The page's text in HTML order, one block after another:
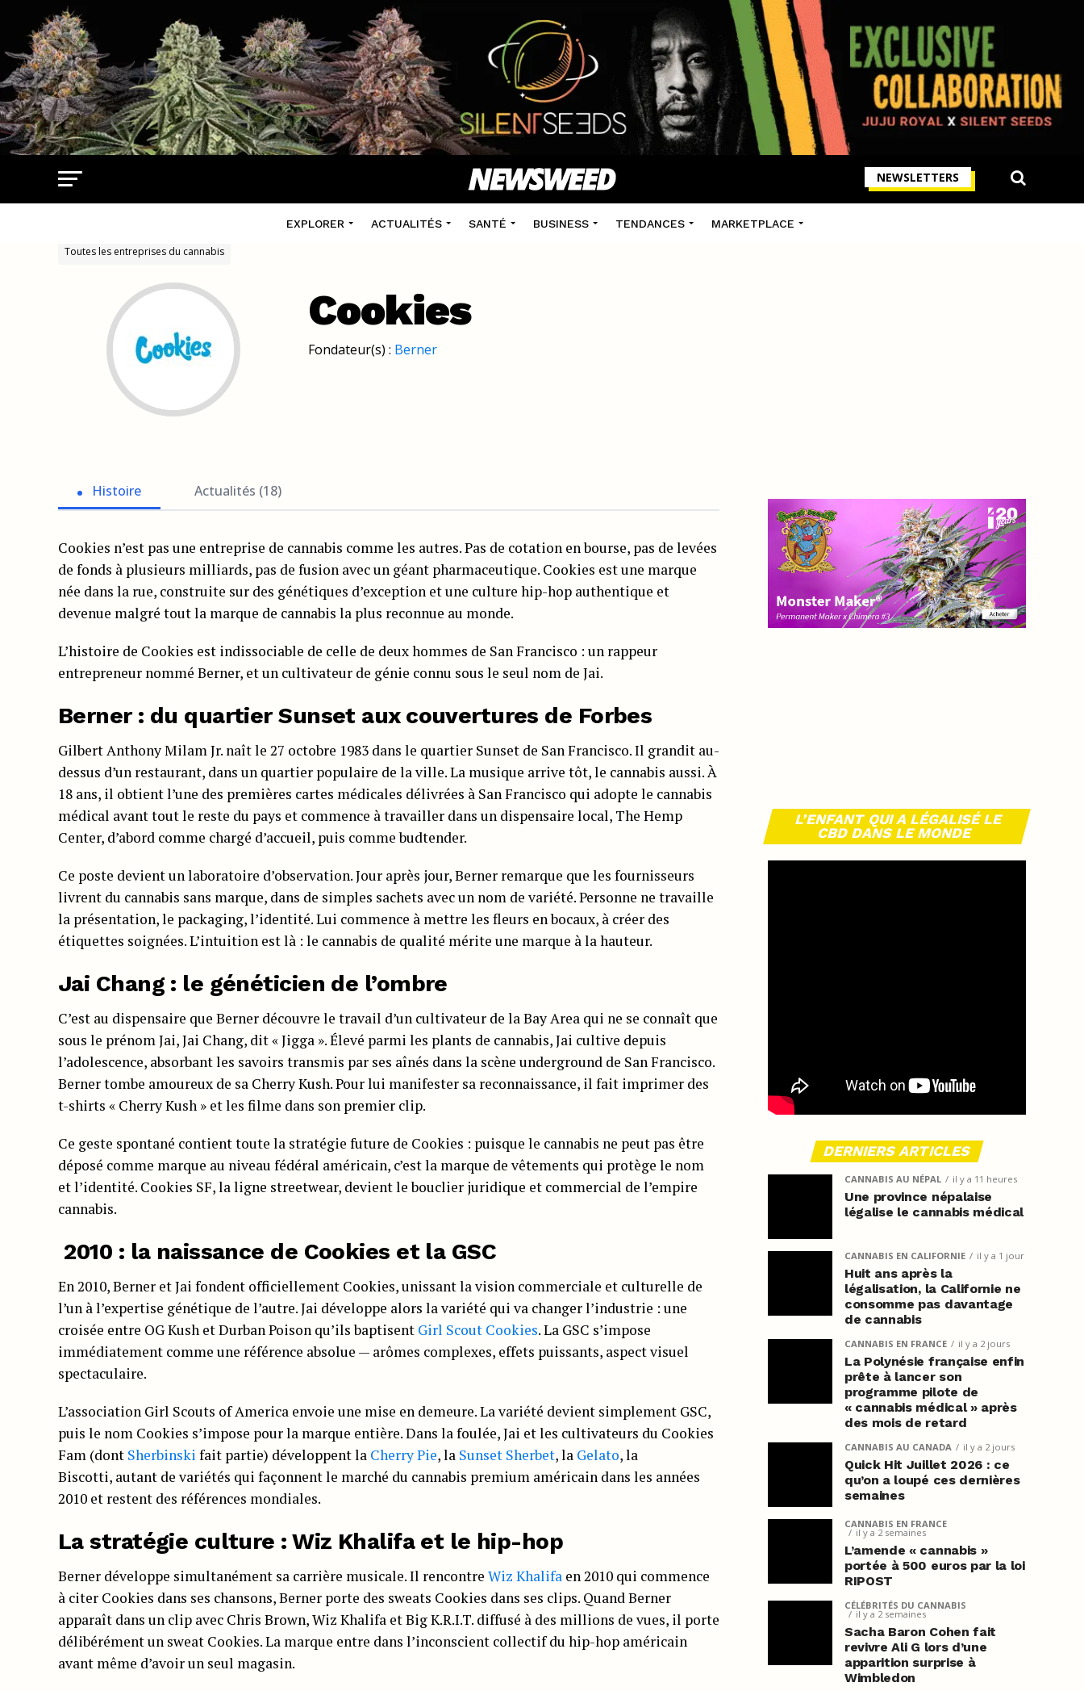
NEWSLETTERS
EXPLORER ACTUALITÉS SANTÉ BUSINESS TENDANCES MARKETPLACE
Toutes les entreprises du cannabis
Cookies
Fondateur(s) : Berner
Histoire Actualités (18)
Cookies n’est pas une entreprise de cannabis comme les autres. Pas de cotation en bourse, pas de levées
de fonds à plusieurs milliards, pas de fusion avec un géant pharmaceutique. Cookies est une marque
née dans la rue, construite sur des génétiques d’exception et une culture hip-hop authentique et
devenue malgré tout la marque de cannabis la plus reconnue au monde.
L’histoire de Cookies est indissociable de celle de deux hommes de San Francisco : un rappeur
entrepreneur nommé Berner, et un cultivateur de génie connu sous le seul nom de Jai.
Berner : du quartier Sunset aux couvertures de Forbes
Gilbert Anthony Milam Jr. naît le 27 octobre 1983 dans le quartier Sunset de San Francisco. Il grandit au-
dessus d’un restaurant, dans un quartier populaire de la ville. La musique arrive tôt, le cannabis aussi. À
18 ans, il obtient l’une des premières cartes médicales délivrées à San Francisco qui adopte le cannabis
médical avant tout le reste du pays et commence à travailler dans un dispensaire local, The Hemp
Center, d’abord comme chargé d’accueil, puis comme budtender.
Ce poste devient un laboratoire d’observation. Jour après jour, Berner remarque que les fournisseurs
livrent du cannabis sans marque, dans de simples sachets avec un nom de variété. Personne ne travaille
la présentation, le packaging, l’identité. Lui commence à mettre les fleurs en bocaux, à créer des
étiquettes soignées. L’intuition est là : le cannabis de qualité mérite une marque à la hauteur.
Jai Chang : le généticien de l’ombre
C’est au dispensaire que Berner découvre le travail d’un cultivateur de la Bay Area qui ne se connaît que
sous le prénom Jai, Jai Chang, dit « Jigga ». Élevé parmi les plants de cannabis, Jai cultive depuis
l’adolescence, absorbant les savoirs transmis par ses aînés dans la scène underground de San Francisco.
Berner tombe amoureux de sa Cherry Kush. Pour lui manifester sa reconnaissance, il fait imprimer des
t-shirts « Cherry Kush » et les filme dans son premier clip.
Ce geste spontané contient toute la stratégie future de Cookies : puisque le cannabis ne peut pas être
déposé comme marque au niveau fédéral américain, c’est la marque de vêtements qui protège le nom
et l’identité. Cookies SF, la ligne streetwear, devient le bouclier juridique et commercial de l’empire
cannabis.
2010 : la naissance de Cookies et la GSC
En 2010, Berner et Jai fondent officiellement Cookies, unissant la vision commerciale et culturelle de
l’un à l’expertise génétique de l’autre. Jai développe alors la variété qui va changer l’industrie : une
croisée entre OG Kush et Durban Poison qu’ils baptisent Girl Scout Cookies. La GSC s’impose
immédiatement comme une référence absolue — arômes complexes, effets puissants, aspect visuel
spectaculaire.
L’association Girl Scouts of America envoie une mise en demeure. La variété devient simplement GSC,
puis le nom Cookies s’impose pour la marque entière. Dans la foulée, Jai et les cultivateurs du Cookies
Fam (dont Sherbinski fait partie) développent la Cherry Pie, la Sunset Sherbet, la Gelato, la
Biscotti, autant de variétés qui façonnent le marché du cannabis premium américain dans les années
2010 et restent des références mondiales.
La stratégie culture : Wiz Khalifa et le hip-hop
Berner développe simultanément sa carrière musicale. Il rencontre Wiz Khalifa en 2010 qui commence
à citer Cookies dans ses chansons, Berner porte des sweats Cookies dans ses clips. Quand Berner
apparaît dans un clip avec Chris Brown, Wiz Khalifa et Big K.R.I.T. diffusé à des millions de vues, il porte
délibérément un sweat Cookies. La marque entre dans l’inconscient collectif du hip-hop américain
avant même d’avoir un seul magasin.
L’ENFANT QUI A LÉGALISÉ LE
CBD DANS LE MONDE
DERNIERS ARTICLES
CANNABIS AU NÉPAL il y a 11 heures
Une province népalaise
légalise le cannabis médical
CANNABIS EN CALIFORNIE il y a 1 jour
Huit ans après la
légalisation, la Californie ne
consomme pas davantage
de cannabis
CANNABIS EN FRANCE il y a 2 jours
La Polynésie française enfin
prête à lancer son
programme pilote de
« cannabis médical » après
des mois de retard
CANNABIS AU CANADA il y a 2 jours
Quick Hit Juillet 2026 : ce
qu’on a loupé ces dernières
semaines
CANNABIS EN FRANCE
il y a 2 semaines
L’amende « cannabis »
portée à 500 euros par la loi
RIPOST
CÉLÉBRITÉS DU CANNABIS
il y a 2 semaines
Sacha Baron Cohen fait
revivre Ali G lors d’une
apparition surprise à
Wimbledon